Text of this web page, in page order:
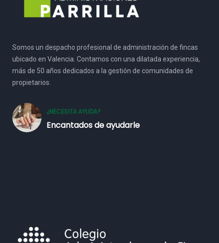
Somos un despacho profesional de administración de fincas
ubicado en Valencia. Contamos con una dilatada experiencia,
más de 50 años dedicados a la gestión de comunidades de
propietarios.
¿NECESITA AYUDA?
Encantados de ayudarle